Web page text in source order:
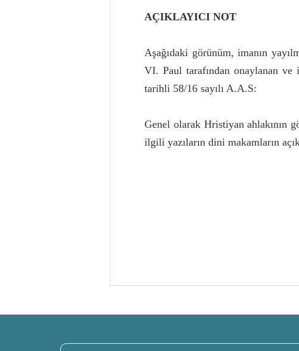
AÇIKLAYICI NOT
Aşağıdaki görünüm, imanın
VI. Paul tarafından onaylanan ve
tarihli 58/16 sayılı A.A.S:
Genel olarak Hristiyan ahlakının
ilgili yazıların dini makamların